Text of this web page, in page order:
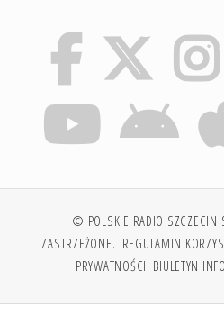
© POLSKIE RADIO SZCZECIN
ZASTRZEŻONE. REGULAMIN
PRYWATNOŚCI BIULETYN